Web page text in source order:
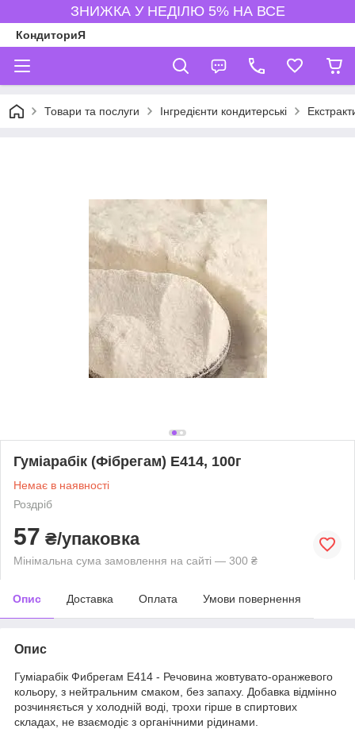
ЗНИЖКА У НЕДІЛЮ 5% НА ВСЕ
КондиториЯ
Товари та послуги Інгредієнти кондитерські
Гуміарабік (Фібрегам) Е414, 100г
Немає в наявності
Роздріб
57 ₴/упаковка
Мінімальна сума замовлення на сайті — 300 ₴
Опис Доставка Оплата Умови повернення
Опис
Гуміарабік Фибрегам Е414 - Речовина жовтувато-оранжевого
кольору, з нейтральним смаком, без запаху. Добавка відмінно
розчиняється у холодній воді, трохи гірше в спиртових
складах, не взаємодіє з органічними рідинами.